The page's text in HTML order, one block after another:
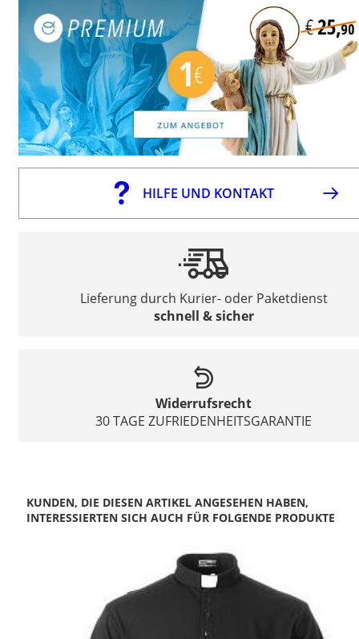
HILFE UND KONTAKT
Lieferung durch Kurier- oder Paketdienst
schnell & sicher
Widerrufsrecht
30 TAGE ZUFRIEDENHEITSGARANTIE
KUNDEN, DIE DIESEN ARTIKEL ANGESEHEN HABEN,
INTERESSIERTEN SICH AUCH FÜR FOLGENDE PRODUKTE